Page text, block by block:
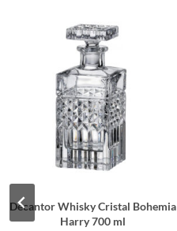
Decantor Whisky Cristal Bohemia
Harry 700 ml